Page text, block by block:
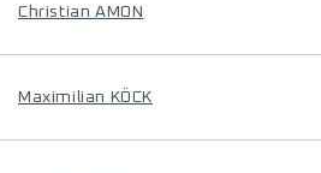
Christian AMON
Maximilian KÖCK